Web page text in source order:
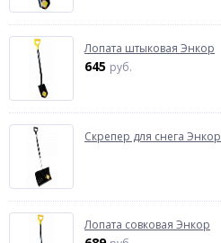
Лопата штыковая Энкор
645 руб.
Скрепер для снега Энкор
Лопата совковая Энкор